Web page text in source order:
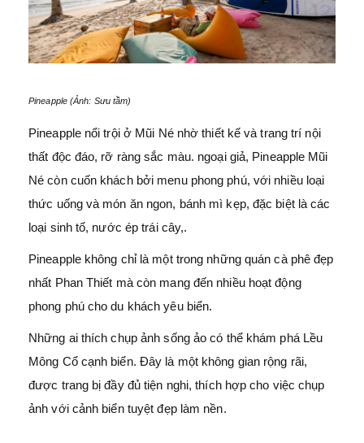
Pineapple (Ảnh: Sưu tầm)
Pineapple nổi trội ở Mũi Né nhờ thiết kế và trang trí nội
thất độc đáo, rỡ ràng sắc màu. ngoại giả, Pineapple Mũi
Né còn cuốn khách bởi menu phong phú, với nhiều loại
thức uống và món ăn ngon, bánh mì kẹp, đặc biệt là các
loại sinh tố, nước ép trái cây,.
Pineapple không chỉ là một trong những quán cà phê đẹp
nhất Phan Thiết mà còn mang đến nhiều hoạt động
phong phú cho du khách yêu biển.
Những ai thích chụp ảnh sống ảo có thể khám phá Lều
Mông Cổ cạnh biển. Đây là một không gian rộng rãi,
được trang bị đầy đủ tiện nghi, thích hợp cho việc chụp
ảnh với cảnh biển tuyệt đẹp làm nền.